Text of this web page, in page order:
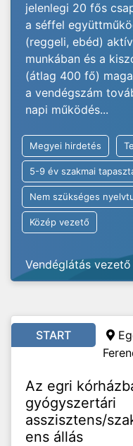
jelenlegi 20 fős
a séffel
(reggeli, ebéd)
munkában és a
(átlag 400 fő)
a vendégszám
napi működés...
Megyei hirdetés
5-9 év szakmai
Nem szükséges
Közép vezető
Vendéglátás vezető
START
Az egri
gyógyszertári
asszisztens/
ens állás